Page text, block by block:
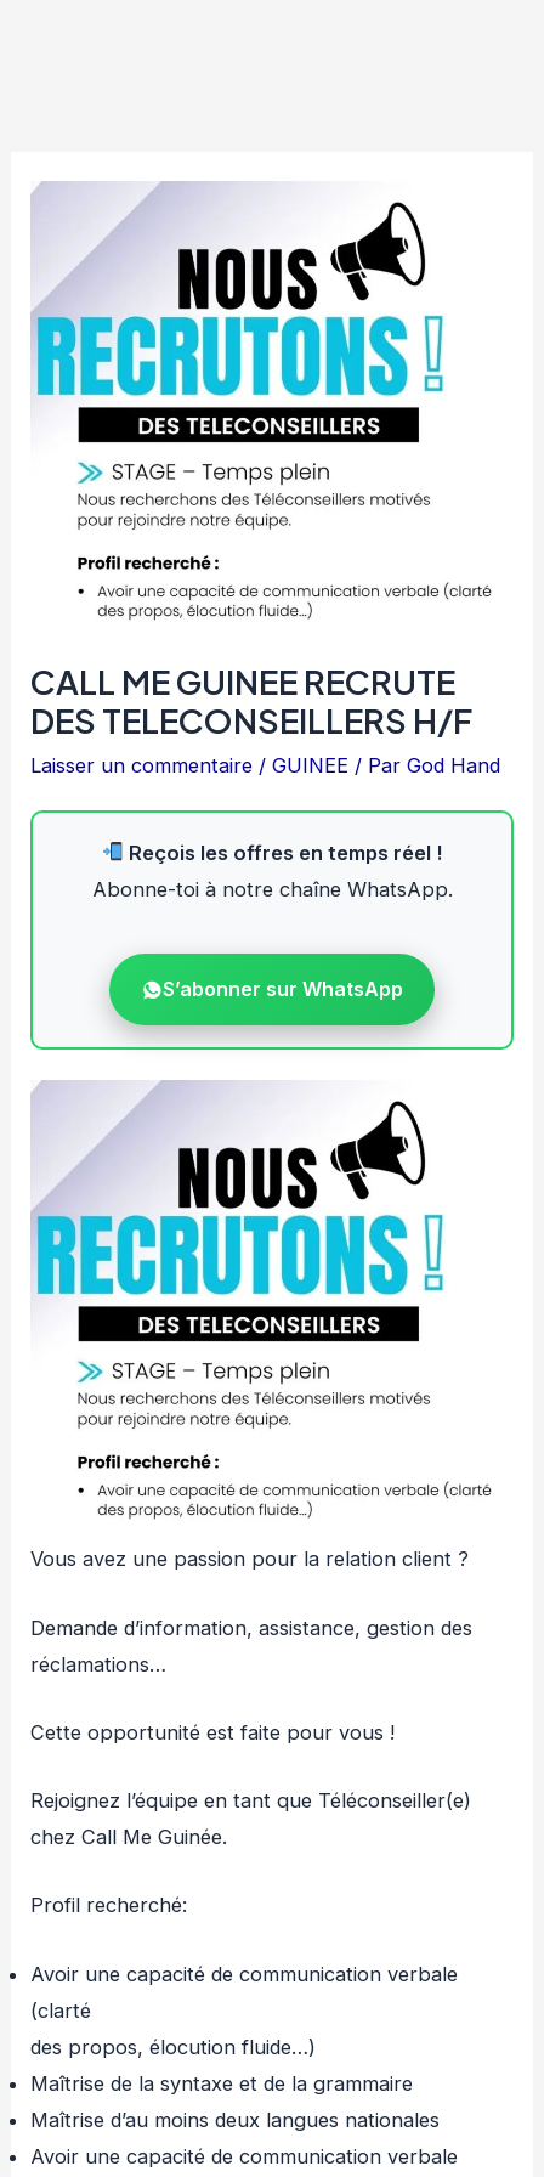
CALL ME GUINEE RECRUTE
DES TELECONSEILLERS H/F
Laisser un commentaire /GUINEE / ParGod Hand
Reçois les offres en temps réel !
Abonne-toi à notre chaîne WhatsApp.
S’abonner sur WhatsApp
Vous avez une passion pour la relation client ?
Demande d’information, assistance, gestion des
réclamations…
Cette opportunité est faite pour vous !
Rejoignez l’équipe en tant que Téléconseiller(e)
chez Call Me Guinée.
Profil recherché:
Avoir une capacité de communication verbale
(clarté
des propos, élocution fluide…)
Maîtrise de la syntaxe et de la grammaire
Maîtrise d’au moins deux langues nationales
Avoir une capacité de communication verbale